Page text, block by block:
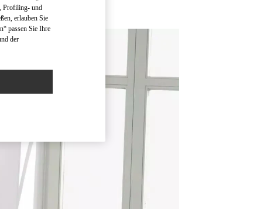
Profiling- und
erlauben Sie
passen Sie Ihre
der